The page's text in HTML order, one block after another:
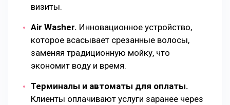
визиты.
Air Washer. Инновационное устройство,
которое всасывает срезанные волосы,
заменяя традиционную мойку, что
экономит воду и время.
Терминалы и автоматы для оплаты.
Клиенты оплачивают услуги заранее через